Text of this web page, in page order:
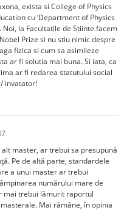
exista si College of Physics
cu ‘Department of Physics
la Facultatile de Stiinte facem
Prize si nu stiu nimic despre
fizica si cum sa asimileze
ar fi solutia mai buna. Si iata, ca
ar fi redarea statutului social
invatator!
master, ar trebui sa presupună
Pe de altă parte, standardele
a unui master ar trebui
numărului mare de
mai trebui lămurit raportul
Mai rămâne, în opinia